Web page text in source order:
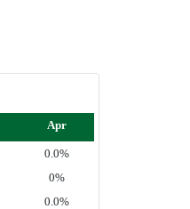
Apr
0.0%
0%
0.0%